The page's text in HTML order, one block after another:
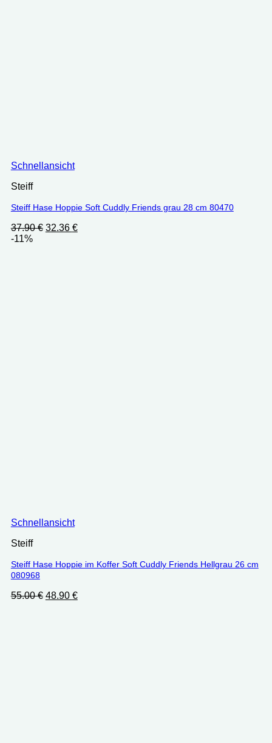
Schnellansicht
Steiff
Steiff Hase Hoppie Soft Cuddly Friends grau 28 cm 80470
37.90€ Ursprünglicher
32.36 €Aktueller
-11%
Schnellansicht
Steiff
Steiff Hase Hoppie im Koffer Soft Cuddly Friends Hellgrau 26 cm
080968
55.00€ Ursprünglicher
48.90 €Aktueller